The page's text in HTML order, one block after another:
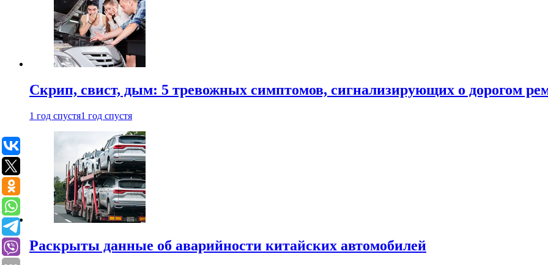
Скрип, свист, дым: 5 тревожных симптомов, сигнализирующих о дорогом
1 год спустя1 год спустя
Раскрыты данные об аварийности китайских автомобилей